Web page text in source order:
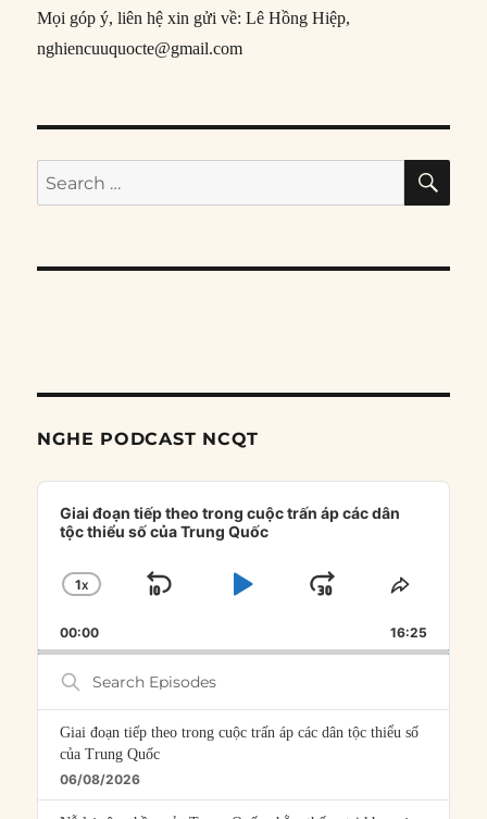
Mọi góp ý, liên hệ xin gửi về: Lê Hồng Hiệp,
nghiencuuquocte@gmail.com
Search
for:
NGHE PODCAST NCQT
Audio
Player
Giai đoạn tiếp theo trong cuộc trấn áp các dân
tộc thiểu số của Trung Quốc
CHANGE
RATE
1X
SKIP
PLAYJUMP
FORWARD
SHARE
00:00 16:25
Search
Episodes
Giai đoạn tiếp theo trong cuộc trấn áp các dân tộc thiểu số
của Trung Quốc
06/08/2026